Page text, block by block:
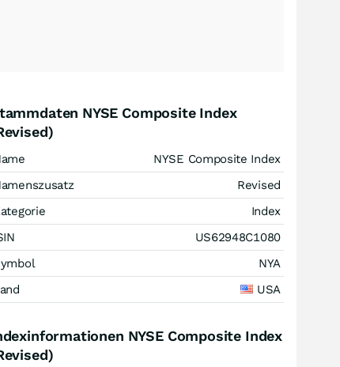
NYSE Composite Index
NYSE Composite Index
Revised
Index
US62948C1080
NYA
USA
NYSE Composite Index